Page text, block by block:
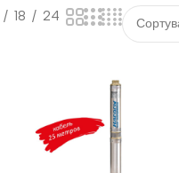
18 24